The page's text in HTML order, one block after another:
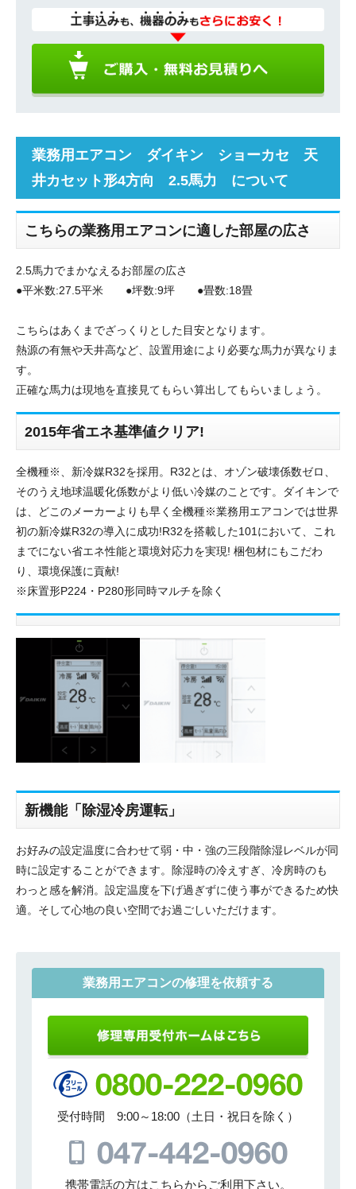
業務用エアコン ダイキン ショーカセ 天
井カセット形4方向 2.5馬力 について
こちらの業務用エアコンに適した部屋の広さ
2.5馬力でまかなえるお部屋の広さ
●平米数:27.5平米 ●坪数:9坪 ●畳数:18畳
こちらはあくまでざっくりとした目安となります。
熱源の有無や天井高など、設置用途により必要な馬力が異なりま
す。
正確な馬力は現地を直接見てもらい算出してもらいましょう。
2015年省エネ基準値クリア!
全機種※、新冷媒R32を採用。R32とは、オゾン破壊係数ゼロ、
そのうえ地球温暖化係数がより低い冷媒のことです。ダイキンで
は、どこのメーカーよりも早く全機種※業務用エアコンでは世界
初の新冷媒R32の導入に成功!R32を搭載した101において、これ
までにない省エネ性能と環境対応力を実現! 梱包材にもこだわ
り、環境保護に貢献!
※床置形P224・P280形同時マルチを除く
新機能「除湿冷房運転」
お好みの設定温度に合わせて弱・中・強の三段階除湿レベルが同
時に設定することができます。除湿時の冷えすぎ、冷房時のも
わっと感を解消。設定温度を下げ過ぎずに使う事ができるため快
適。そして心地の良い空間でお過ごしいただけます。
業務用エアコンの修理を依頼する
受付時間 9:00～18:00（土日・祝日を除く）
携帯電話の方はこちらからご利用下さい。